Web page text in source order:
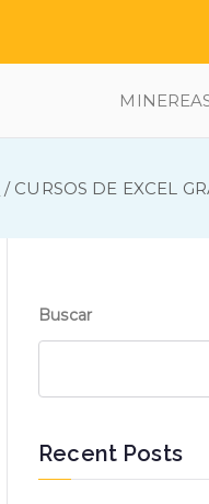
CURSOS DE EXCEL
Buscar
Recent Posts